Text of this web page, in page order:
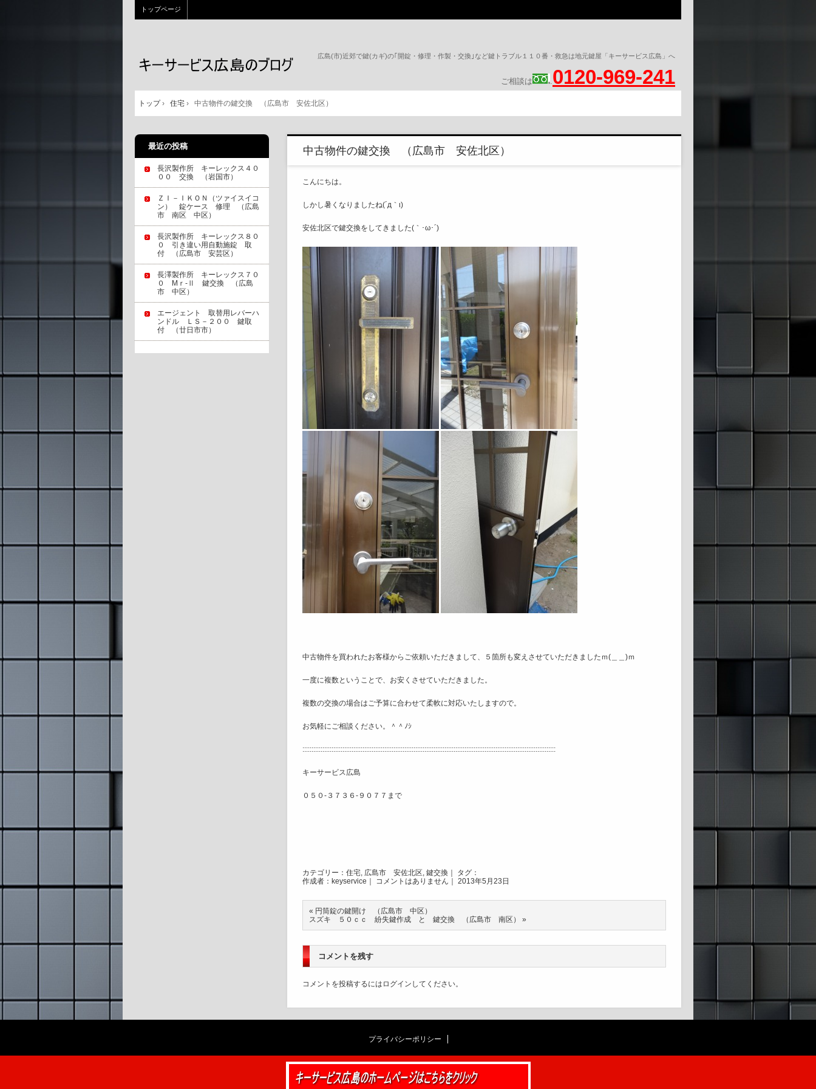
広島(市)近郊で鍵(カギ)の｢開錠・修理・作製・交換｣など鍵トラブル１１０番・救急は地元鍵屋「キーサービス広島」へ
ご相談は .0120-969-241
トップページ
トップ› 住宅 › 中古物件の鍵交換 （広島市 安佐北区）
中古物件の鍵交換 （広島市 安佐北区）
こんにちは。
しかし暑くなりましたね(´д｀ι)
安佐北区で鍵交換をしてきました(｀･ω･´)
中古物件を買われたお客様からご依頼いただきまして、５箇所も変えさせていただきましたｍ(＿＿)ｍ
一度に複数ということで、お安くさせていただきました。
複数の交換の場合はご予算に合わせて柔軟に対応いたしますので。
お気軽にご相談ください。＾＾ﾉｼ
:::::::::::::::::::::::::::::::::::::::::::::::::::::::::::::::::::::::::::::::::::::::::::::::::::::::::::::::::::::::::::::::::::::::::::
キーサービス広島
０５０-３７３６-９０７７まで
カテゴリー： 住宅, 広島市 安佐北区, 鍵交換 ｜ タグ：
作成者：keyservice｜ コメントはありません ｜ 2013年5月23日
« 円筒錠の鍵開け （広島市 中区）
スズキ ５０ｃｃ 紛失鍵作成 と 鍵交換 （広島市 南区）
»
コメントを残す
コメントを投稿するには ログイン してください。
最近の投稿
長沢製作所 キーレックス４０
００ 交換 （岩国市）
ＺＩ－ＩＫＯＮ（ツァイスイコ
ン） 錠ケース 修理 （広島
市 南区 中区）
長沢製作所 キーレックス８０
０ 引き違い用自動施錠 取
付 （広島市 安芸区）
長澤製作所 キーレックス７０
０ Mｒ‐Ⅱ 鍵交換 （広島
市 中区）
エージェント 取替用レバーハ
ンドル ＬＳ－２００ 鍵取
付 （廿日市市）
プライバシーポリシー